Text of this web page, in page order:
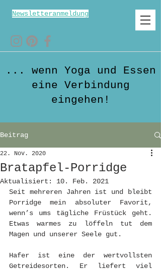
Newsletteranmeldung
... wenn Yoga und Essen
eine Verbindung
eingehen!
Beitrag
Bratapfel-Porridge
22. Nov. 2020
Aktualisiert: 10. Feb. 2021
Seit mehreren Jahren ist und bleibt
Porridge mein absoluter Favorit,
wenn’s ums tägliche Früstück geht.
Etwas warmes zu löffeln tut dem
Magen und unserer Seele gut.
Hafer ist eine der wertvollsten
Getreidesorten. Er liefert viel